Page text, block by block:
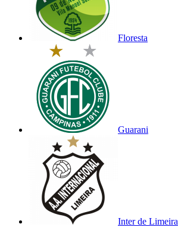
Floresta
Guarani
Inter de Limeira